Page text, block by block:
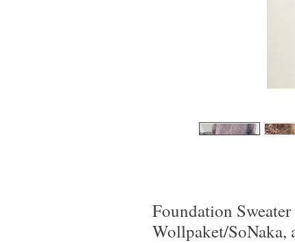
Foundation
Wollpaket/SoNaka,